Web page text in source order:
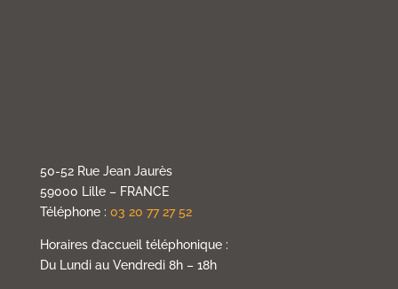
50-52 Rue Jean Jaurès
59000 Lille – FRANCE
Téléphone : 03 20 77 27 52
Horaires d’accueil téléphonique :
Du Lundi au Vendredi 8h – 18h